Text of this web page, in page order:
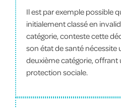
Il est par exemple possible
initialement classé en
catégorie, conteste cette
son état de santé nécessite
deuxième catégorie, offrant
protection sociale.